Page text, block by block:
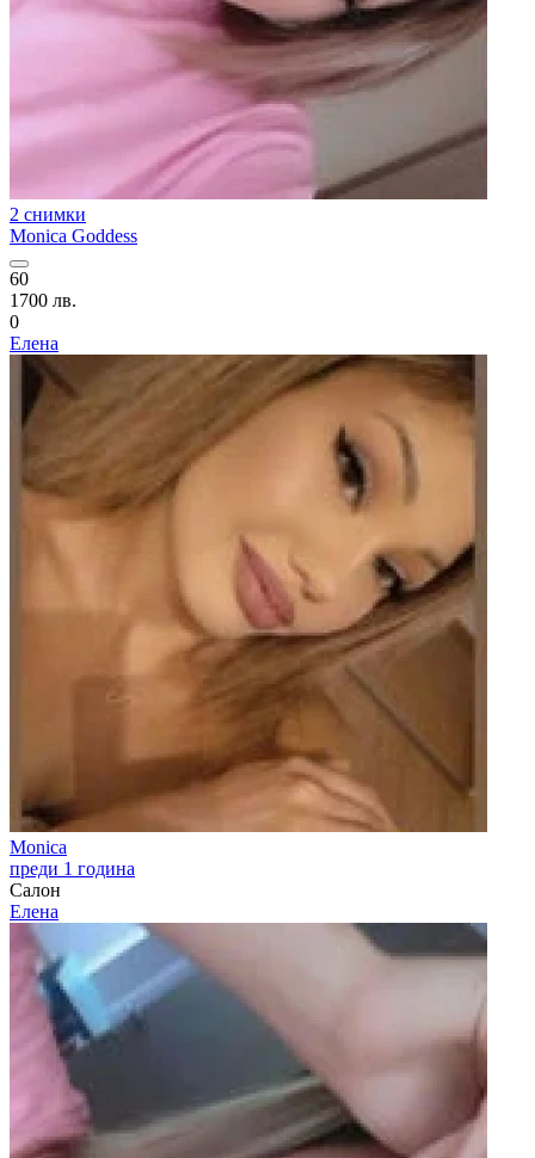
2 снимки
Monica Goddess
60
1700 лв.
0
Елена
Monica
преди 1 година
Салон
Елена